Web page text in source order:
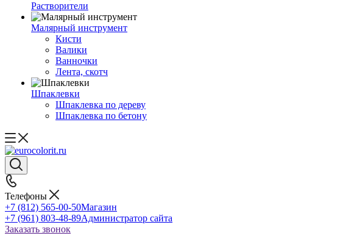
Растворители
Малярный инструмент
Кисти
Валики
Ванночки
Лента, скотч
Шпаклевки
Шпаклевка по дереву
Шпаклевка по бетону
Телефоны
+7 (812) 565-00-50Магазин
+7 (961) 803-48-89Администратор сайта
Заказать звонок